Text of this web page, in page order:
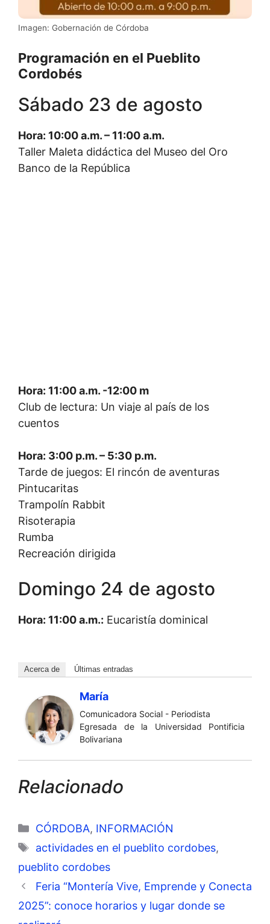
Imagen: Gobernación de Córdoba
Programación en el Pueblito
Cordobés
Sábado 23 de agosto
Hora: 10:00 a.m. – 11:00 a.m.
Taller Maleta didáctica del Museo del Oro
Banco de la República
Hora: 11:00 a.m. -12:00 m
Club de lectura: Un viaje al país de los
cuentos
Hora: 3:00 p.m. – 5:30 p.m.
Tarde de juegos: El rincón de aventuras
Pintucaritas
Trampolín Rabbit
Risoterapia
Rumba
Recreación dirigida
Domingo 24 de agosto
Hora: 11:00 a.m.: Eucaristía dominical
Acerca de Últimas entradas
María
Comunicadora Social - Periodista
Egresada de la Universidad Pontificia
Bolivariana
Relacionado
Categorías
CÓRDOBA, INFORMACIÓN
Etiquetas
actividades en el pueblito cordobes,
pueblito cordobes
Feria “Montería Vive, Emprende y Conecta
2025”: conoce horarios y lugar donde se